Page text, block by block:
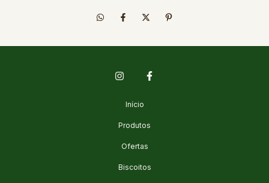
Início
Produtos
Ofertas
Biscoitos